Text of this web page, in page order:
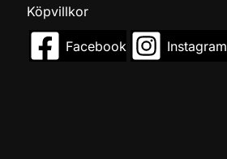
Köpvillkor
Facebook Instagram